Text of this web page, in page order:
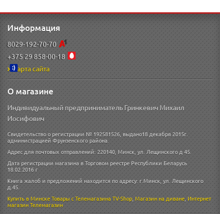
Информация
8029-192-70-70
+375 29 858-00-18
Карта сайта
О магазине
Индивидуальный предприниматель Гринкевич Михаил
Иосифович
Свидетельство о регистрации № 192581526, выдано18 декабря 2015г.
администрацией Фрунзенского района.
Адрес для почтовых отправлений: 220140, Минск, ул. Лещинского д 45.
Дата регистрации магазина в Торговом реестре Республики Беларусь
18.02.2016 г
Книга жалоб и предложений находится по адресу: г.Минск, ул. Лещинского
д.45.
Купить в МинскеТовары с Телемагазина TV-Shop,Магазин на диване,Интернет
магазинТелемагазин